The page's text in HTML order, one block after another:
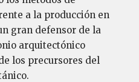
a la producción en
gran defensor de la
arquitectónico
los precursores del